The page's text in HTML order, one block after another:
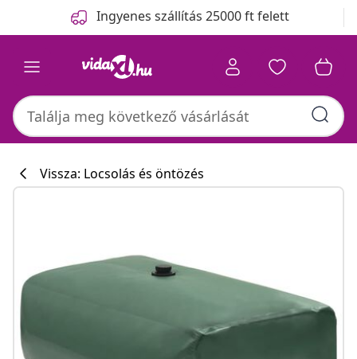
Ingyenes szállítás 25000 ft felett
Vissza: Locsolás és öntözés